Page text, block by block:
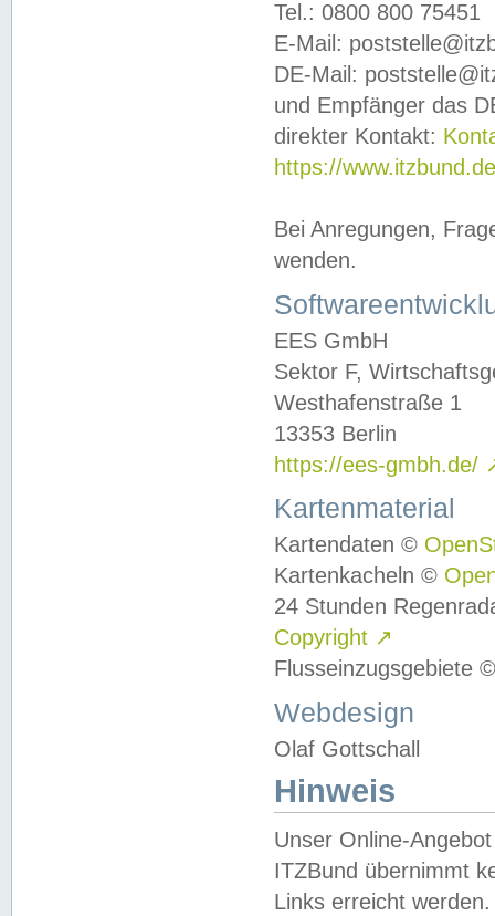
Tel.: 0800 800 75451
E-Mail:
DE-Mail:
und Empfänger das
direkter Kontakt:
https://
Bei Anregungen,
wenden.
EES GmbH
Sektor F,
Westhafenstraße 1
13353 Berlin
https://ees-gmbh.de/
Kartenmaterial
Kartendaten ©
Kartenkacheln ©
24 Stunden
Copyright ↗
Flusseinzugsgebiete
Webdesign
Olaf Gottschall
Hinweis
Unser Online-
ITZBund übernimmt
Links erreicht